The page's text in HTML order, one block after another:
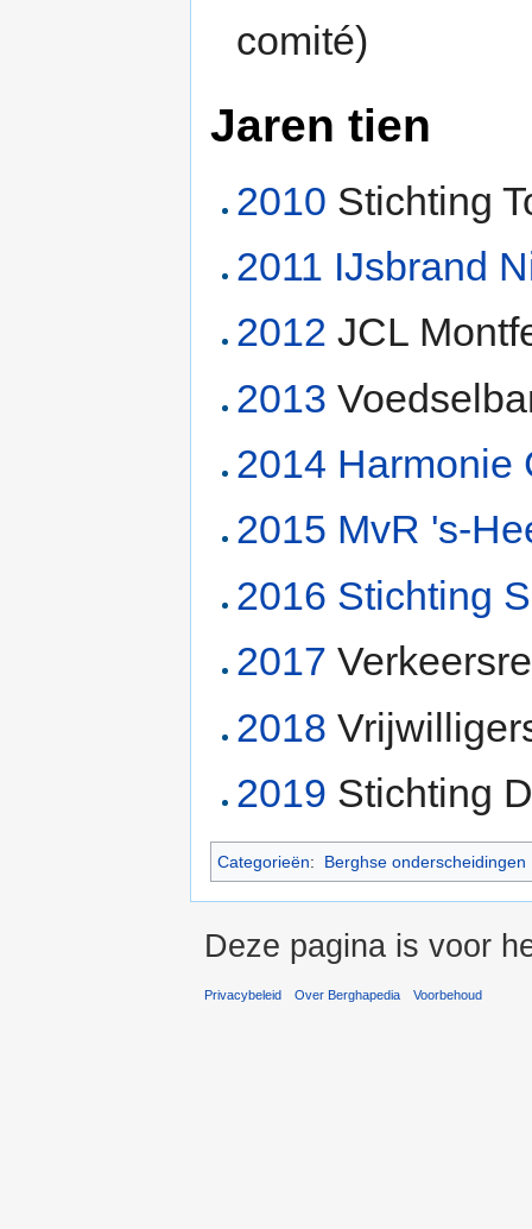
comité)
Jaren tien
2010 Stichting
2011 IJsbrand
2012 JCL
2013
2014 Harmonie
2015 MvR 's-
2016 Stichting
2017
2018
2019 Stichting
Categorieën: Berghse onderscheidingen
Deze pagina is voor
Privacybeleid Over Berghapedia Voorbehoud